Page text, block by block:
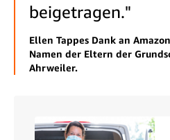
beigetragen."
Ellen Tappes Dank an
Namen der Eltern der
Ahrweiler.